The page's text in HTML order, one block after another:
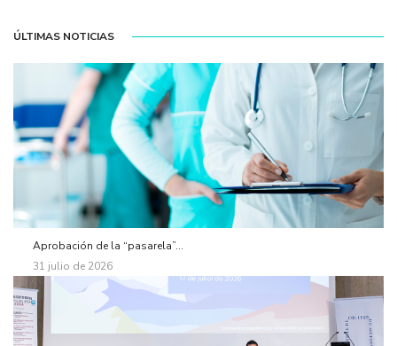
ÚLTIMAS NOTICIAS
Aprobación de la “pasarela”...
31 julio de 2026